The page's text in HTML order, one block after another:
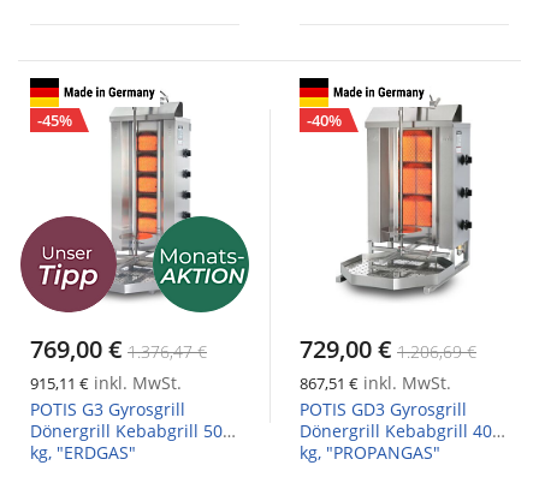
-45%
769,00 € 1.376,47 €
915,11 € inkl. MwSt.
POTIS G3 Gyrosgrill
Dönergrill Kebabgrill 50
kg, "ERDGAS"
-40%
729,00 € 1.206,69 €
867,51 € inkl. MwSt.
POTIS GD3 Gyrosgrill
Dönergrill Kebabgrill 40
kg, "PROPANGAS"